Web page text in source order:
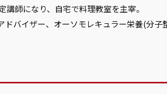
師になり、自宅で料理教室を主宰。
バイザー、オーソモレキュラー栄養(分子